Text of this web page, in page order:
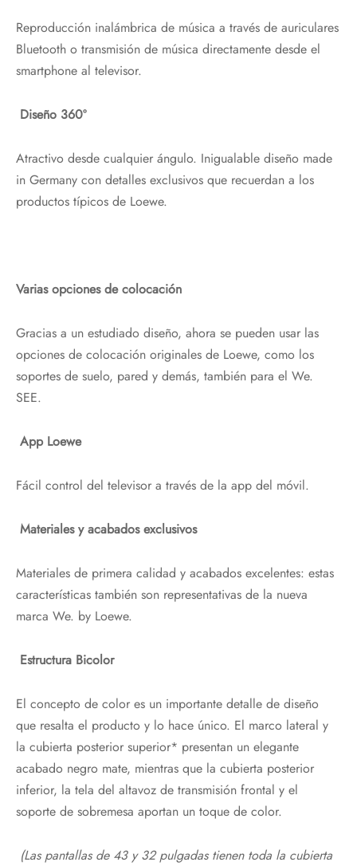
Reproducción inalámbrica de música a través de auriculares
Bluetooth o transmisión de música directamente desde el
smartphone al televisor.
Diseño 360º
Atractivo desde cualquier ángulo. Inigualable diseño made
in Germany con detalles exclusivos que recuerdan a los
productos típicos de Loewe.
Varias opciones de colocación
Gracias a un estudiado diseño, ahora se pueden usar las
opciones de colocación originales de Loewe, como los
soportes de suelo, pared y demás, también para el We.
SEE.
App Loewe
Fácil control del televisor a través de la app del móvil.
Materiales y acabados exclusivos
Materiales de primera calidad y acabados excelentes: estas
características también son representativas de la nueva
marca We. by Loewe.
Estructura Bicolor
El concepto de color es un importante detalle de diseño
que resalta el producto y lo hace único. El marco lateral y
la cubierta posterior superior* presentan un elegante
acabado negro mate, mientras que la cubierta posterior
inferior, la tela del altavoz de transmisión frontal y el
soporte de sobremesa aportan un toque de color.
(Las pantallas de 43 y 32 pulgadas tienen toda la cubierta